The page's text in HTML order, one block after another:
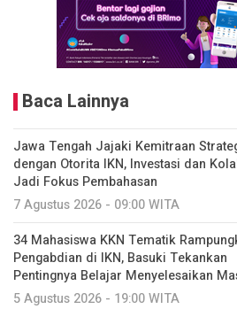
Baca Lainnya
Jawa Tengah Jajaki Kemitraan
dengan Otorita IKN, Investasi dan
Jadi Fokus Pembahasan
7 Agustus 2026 - 09:00 WITA
34 Mahasiswa KKN Tematik
Pengabdian di IKN, Basuki Tekankan
Pentingnya Belajar Menyelesaikan
5 Agustus 2026 - 19:00 WITA